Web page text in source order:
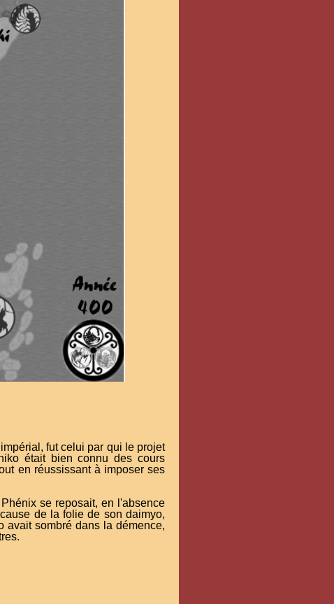
fut celui par qui le projet
était bien connu des cours
en réussissant à imposer ses
se reposait, en l'absence
de la folie de son daimyo,
avait sombré dans la démence,